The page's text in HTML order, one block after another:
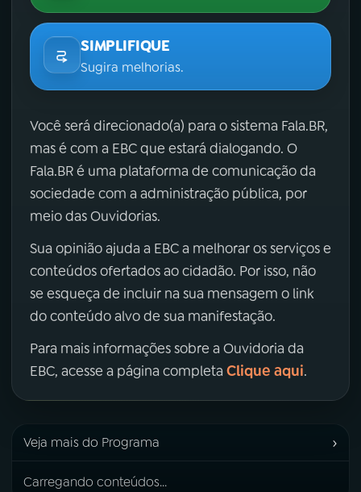
SIMPLIFIQUE
Sugira melhorias.
Você será direcionado(a) para o sistema Fala.BR,
mas é com a EBC que estará dialogando. O
Fala.BR é uma plataforma de comunicação da
sociedade com a administração pública, por
meio das Ouvidorias.
Sua opinião ajuda a EBC a melhorar os serviços e
conteúdos ofertados ao cidadão. Por isso, não
se esqueça de incluir na sua mensagem o link
do conteúdo alvo de sua manifestação.
Para mais informações sobre a Ouvidoria da
EBC, acesse a página completa Clique aqui.
Veja mais do Programa ›
Carregando conteúdos...